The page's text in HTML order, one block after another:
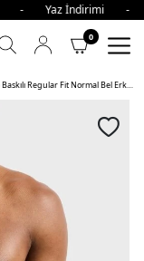
- Yaz
0
Emporio Armani Logo Baskılı Regular Fit Normal Bel Erkek Mayo Short